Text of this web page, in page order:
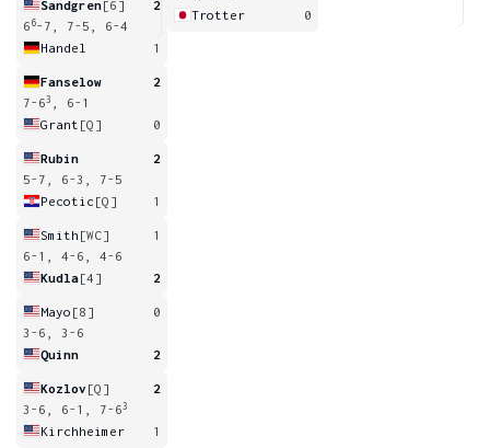
Sandgren[6]
2
6 6-7, 7-5, 6-4
Handel
1
Fanselow
2
7-63
, 6-1
Grant [Q] 0
Rubin
2
5-7, 6-3, 7-5
Pecotic [Q] 1
Smith [WC]
1
6-1, 4-6, 4-6
Kudla[4] 2
Mayo [8]
0
3-6, 3-6
Quinn
2
Kozlov [Q]
2
3-6, 6-1, 7-63
Kirchheimer 1
Trotter 0